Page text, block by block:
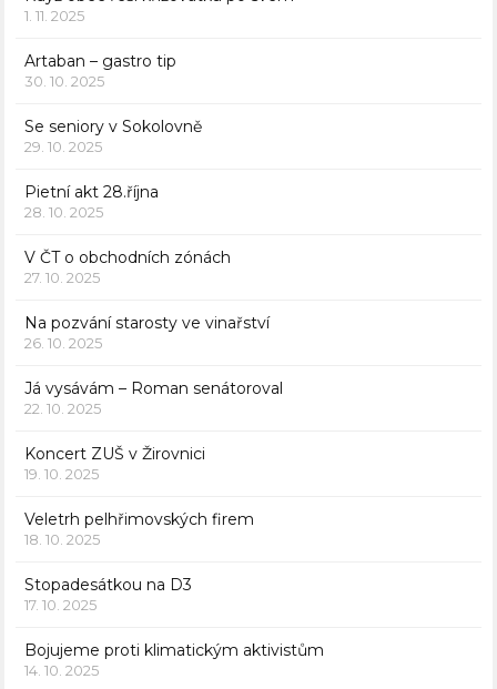
1. 11. 2025
Artaban – gastro tip
30. 10. 2025
Se seniory v Sokolovně
29. 10. 2025
Pietní akt 28.října
28. 10. 2025
V ČT o obchodních zónách
27. 10. 2025
Na pozvání starosty ve vinařství
26. 10. 2025
Já vysávám – Roman senátoroval
22. 10. 2025
Koncert ZUŠ v Žirovnici
19. 10. 2025
Veletrh pelhřimovských firem
18. 10. 2025
Stopadesátkou na D3
17. 10. 2025
Bojujeme proti klimatickým aktivistům
14. 10. 2025